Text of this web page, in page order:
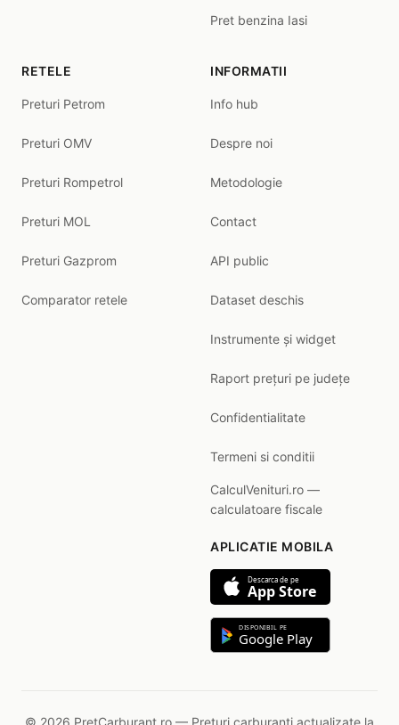
Pret benzina Iasi
RETELE
Preturi Petrom
Preturi OMV
Preturi Rompetrol
Preturi MOL
Preturi Gazprom
Comparator retele
INFORMATII
Info hub
Despre noi
Metodologie
Contact
API public
Dataset deschis
Instrumente și widget
Raport prețuri pe județe
Confidentialitate
Termeni si conditii
CalculVenituri.ro —
calculatoare fiscale
APLICATIE MOBILA
Descarca de pe
App Store
DISPONIBIL PE
Google Play
© 2026 PretCarburant.ro — Prețuri carburanți actualizate la